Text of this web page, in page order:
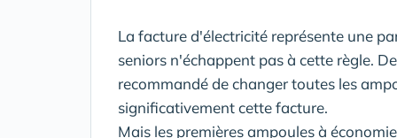
La facture d'électricité représente une
seniors n'échappent pas à cette règle.
recommandé de changer toutes les
significativement cette facture.
Mais les premières ampoules à